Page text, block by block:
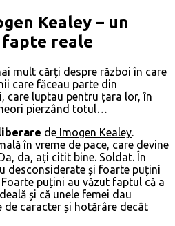
Kealey – un
fapte reale
mult cărți despre război în care
care făceau parte din
care luptau pentru țara lor, în
pierzând totul…
de Imogen Kealey.
în vreme de pace, care devine
da, ați citit bine. Soldat. În
desconsiderate și foarte puțini
puțini au văzut faptul că a
și că unele femei dau
caracter și hotărâre decât